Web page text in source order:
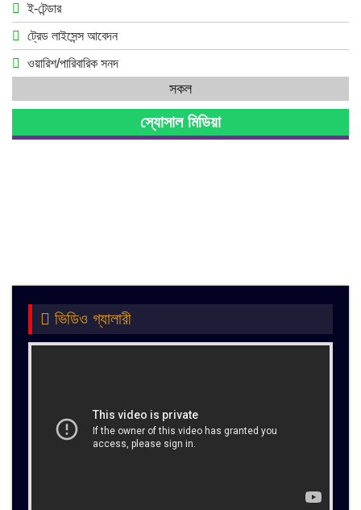
ই-টেন্ডার
ট্রেড লাইসেন্স আবেদন
ওয়ারিশ/পারিবারিক সনদ
সকল
স্যোসাল মিডিয়া
ভিডিও গ্যালারী